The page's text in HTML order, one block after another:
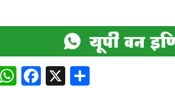
WhatsApp
Facebook
X Share